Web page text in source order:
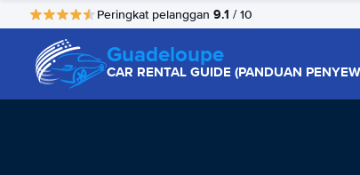
Peringkat pelanggan 9.1 / 10
Guadeloupe
CAR RENTAL GUIDE (PANDUAN